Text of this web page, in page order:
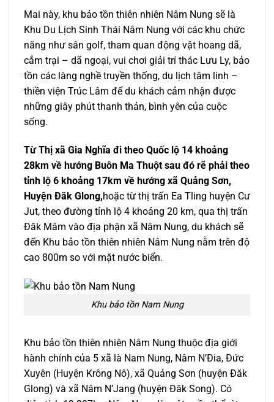
Mai này, khu bảo tồn thiên nhiên Nâm Nung sẽ là
Khu Du Lịch Sinh Thái Nâm Nung với các khu chức
năng như sân golf, tham quan động vật hoang dã,
cắm trại – dã ngoại, vui chơi giải trí thác Lưu Ly, bảo
tồn các làng nghề truyền thống, du lịch tâm linh –
thiền viện Trúc Lâm để du khách cảm nhận được
những giây phút thanh thản, bình yên của cuộc
sống.
Từ Thị xã Gia Nghĩa đi theo Quốc lộ 14 khoảng
28km về hướng Buôn Ma Thuột sau đó rẽ phải theo
tỉnh lộ 6 khoảng 17km về hướng xã Quảng Sơn,
Huyện Đăk Glong,hoặc từ thị trấn Ea Tling huyện Cư
Jut, theo đường tỉnh lộ 4 khoảng 20 km, qua thị trấn
Đăk Mâm vào địa phận xã Nâm Nung, du khách sẽ
đến Khu bảo tồn thiên nhiên Nâm Nung nằm trên độ
cao 800m so với mặt nước biển.
Khu bảo tồn Nam Nung
Khu bảo tồn thiên nhiên Nâm Nung thuộc địa giới
hành chính của 5 xã là Nam Nung, Nâm N’Đia, Đức
Xuyên (Huyện Krông Nô), xã Quảng Sơn (huyện Đăk
Glong) và xã Nâm N’Jang (huyện Đăk Song). Có